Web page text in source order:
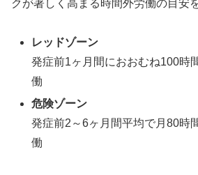
クが著しく高まる時間外労働の目安
レッドゾーン
発症前1ヶ月間におおむね100時
働
危険ゾーン
発症前2～6ヶ月間平均で月80時
働